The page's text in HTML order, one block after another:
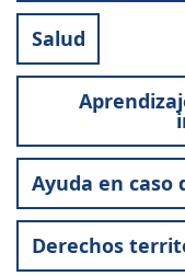
Salud
Ayuda en
Derechos